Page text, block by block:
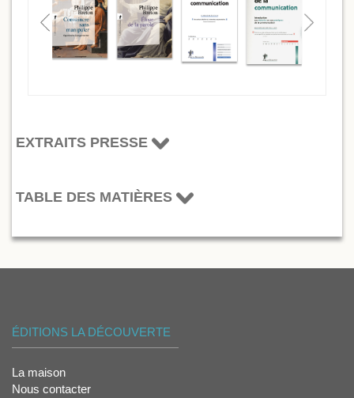
EXTRAITS PRESSE
TABLE DES MATIÈRES
ÉDITIONS LA DÉCOUVERTE
La maison
Nous contacter